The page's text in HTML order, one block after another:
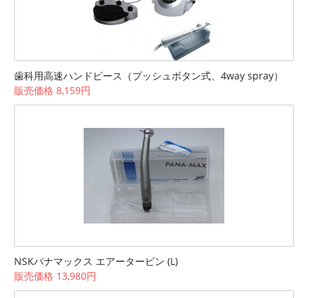
歯科用高速ハンドピース（プッシュボタン式、4way spray）
販売価格 8,159円
NSKパナマックス エアータービン (L)
販売価格 13,980円